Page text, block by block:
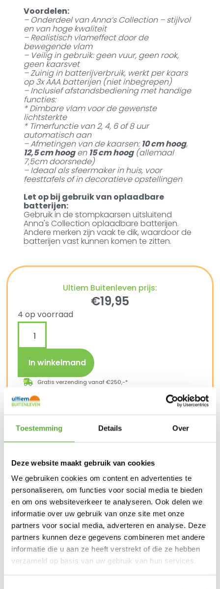
Toestemming Details Over
Deze website maakt gebruik van cookies
We gebruiken cookies om content en advertenties te
personaliseren, om functies voor social media te bieden
en om ons websiteverkeer te analyseren. Ook delen we
informatie over uw gebruik van onze site met onze
partners voor social media, adverteren en analyse. Deze
partners kunnen deze gegevens combineren met andere
informatie die u aan ze heeft verstrekt of die ze hebben
verzameld op basis van uw gebruik van hun services.
Voordelen:
– Onderdeel van Anna’s Collection – stijlvol
en van hoge kwaliteit
– Realistisch vlameffect door de
bewegende vlam
– Veilig in gebruik: geen vuur, geen rook,
geen kaarsvet
– Zuinig in batterijverbruik, werkt per kaars
op 3x AAA batterijen (niet inbegrepen)
– Inclusief afstandsbediening met handige
functies:
* Dimbare vlam voor de gewenste
lichtsterkte
* Timerfunctie van 2, 4, 6 of 8 uur
automatisch aan
– Afmetingen van de kaarsen: 10 cm hoog,
12,5 cm hoogen 15 cm hoog(allemaal
7,5cm doorsnede)
– Ideaal als sfeermaker in huis, voor
feesttafels of in decoratieve opstellingen
Let op bij gebruik van oplaadbare
batterijen:
Gebruik in de stompkaarsen uitsluitend
Anna's Collection oplaadbare batterijen.
Andere merken zijn vaak te dik, waardoor de
batterijen vast kunnen komen te zitten.
Ultiem Buitenleven prijs:
€19,95
4 op voorraad
In winkelmand
Gratis verzending vanaf €250,-*
Snelle verzending & levering aan huis
Collection
Productkleur Parel
675969
EAN
8713619381324
Kleur
Parel
BIJPASSENDE ACCESSOIRES EN ALTERNATIEVE
PRODUCTEN